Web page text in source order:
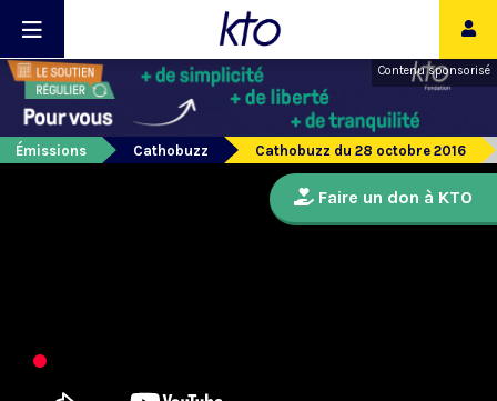
Contenu sponsorisé
Émissions Cathobuzz Cathobuzz du 28 octobre 2016
Faire un don à KTO